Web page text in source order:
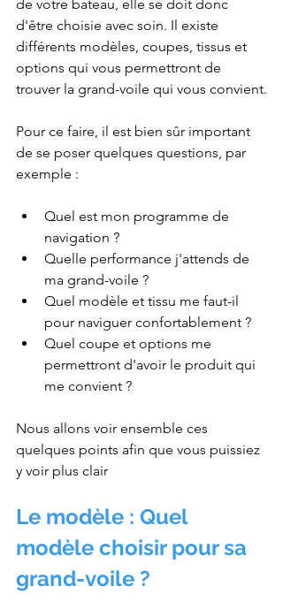
de votre bateau, elle se doit donc
d'être choisie avec soin. Il existe
différents modèles, coupes, tissus et
options qui vous permettront de
trouver la grand-voile qui vous convient.
Pour ce faire, il est bien sûr important
de se poser quelques questions, par
exemple :
Quel est mon programme de
navigation ?
Quelle performance j'attends de
ma grand-voile ?
Quel modèle et tissu me faut-il
pour naviguer confortablement ?
Quel coupe et options me
permettront d'avoir le produit qui
me convient ?
Nous allons voir ensemble ces
quelques points afin que vous puissiez
y voir plus clair
Le modèle : Quel
modèle choisir pour sa
grand-voile ?